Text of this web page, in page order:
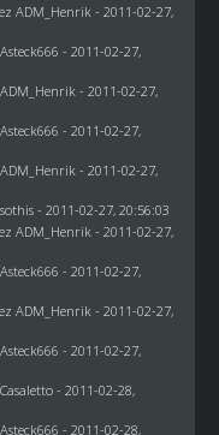
ADM_Henrik - 2011-02-27,
- 2011-02-27,
ADM_Henrik - 2011-02-27,
- 2011-02-27,
ADM_Henrik - 2011-02-27,
sothis- 2011-02-27, 20:56:03
ADM_Henrik - 2011-02-27,
- 2011-02-27,
ADM_Henrik - 2011-02-27,
- 2011-02-27,
Casaletto- 2011-02-28,
- 2011-02-28,